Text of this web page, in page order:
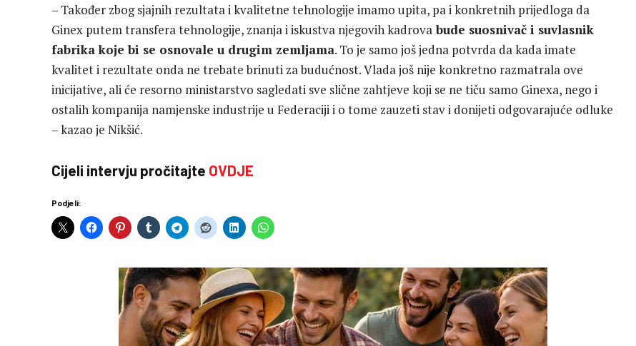
– Također zbog sjajnih rezultata i kvalitetne tehnologije imamo upita, pa i konkretnih prijedloga da
Ginex putem transfera tehnologije, znanja i iskustva njegovih kadrovabude suosnivač i suvlasnik
fabrika koje bi se osnovale u drugim zemljama. To je samo još jedna potvrda da kada imate
kvalitet i rezultate onda ne trebate brinuti za budućnost. Vlada još nije konkretno razmatrala ove
inicijative, ali će resorno ministarstvo sagledati sve slične zahtjeve koji se ne tiču samo Ginexa, nego i
ostalih kompanija namjenske industrije u Federaciji i o tome zauzeti stav i donijeti odgovarajuće odluke
– kazao je Nikšić.
Cijeli intervju pročitajte OVDJE
Podjeli: